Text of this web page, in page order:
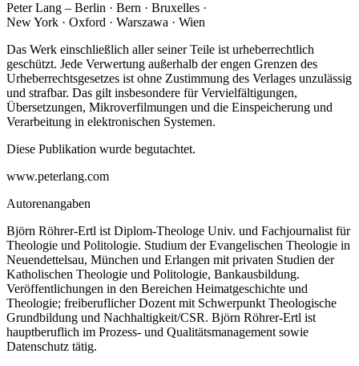
Peter Lang – Berlin · Bern · Bruxelles ·
New York · Oxford · Warszawa · Wien
Das Werk einschließlich aller seiner Teile ist urheberrechtlich
geschützt. Jede Verwertung außerhalb der engen Grenzen des
Urheberrechtsgesetzes ist ohne Zustimmung des Verlages unzulässig
und strafbar. Das gilt insbesondere für Vervielfältigungen,
Übersetzungen, Mikroverfilmungen und die Einspeicherung und
Verarbeitung in elektronischen Systemen.
Diese Publikation wurde begutachtet.
www.peterlang.com
Autorenangaben
Björn Röhrer-Ertl ist Diplom-Theologe Univ. und Fachjournalist für
Theologie und Politologie. Studium der Evangelischen Theologie in
Neuendettelsau, München und Erlangen mit privaten Studien der
Katholischen Theologie und Politologie, Bankausbildung.
Veröffentlichungen in den Bereichen Heimatgeschichte und
Theologie; freiberuflicher Dozent mit Schwerpunkt Theologische
Grundbildung und Nachhaltigkeit/CSR. Björn Röhrer-Ertl ist
hauptberuflich im Prozess- und Qualitätsmanagement sowie
Datenschutz tätig.